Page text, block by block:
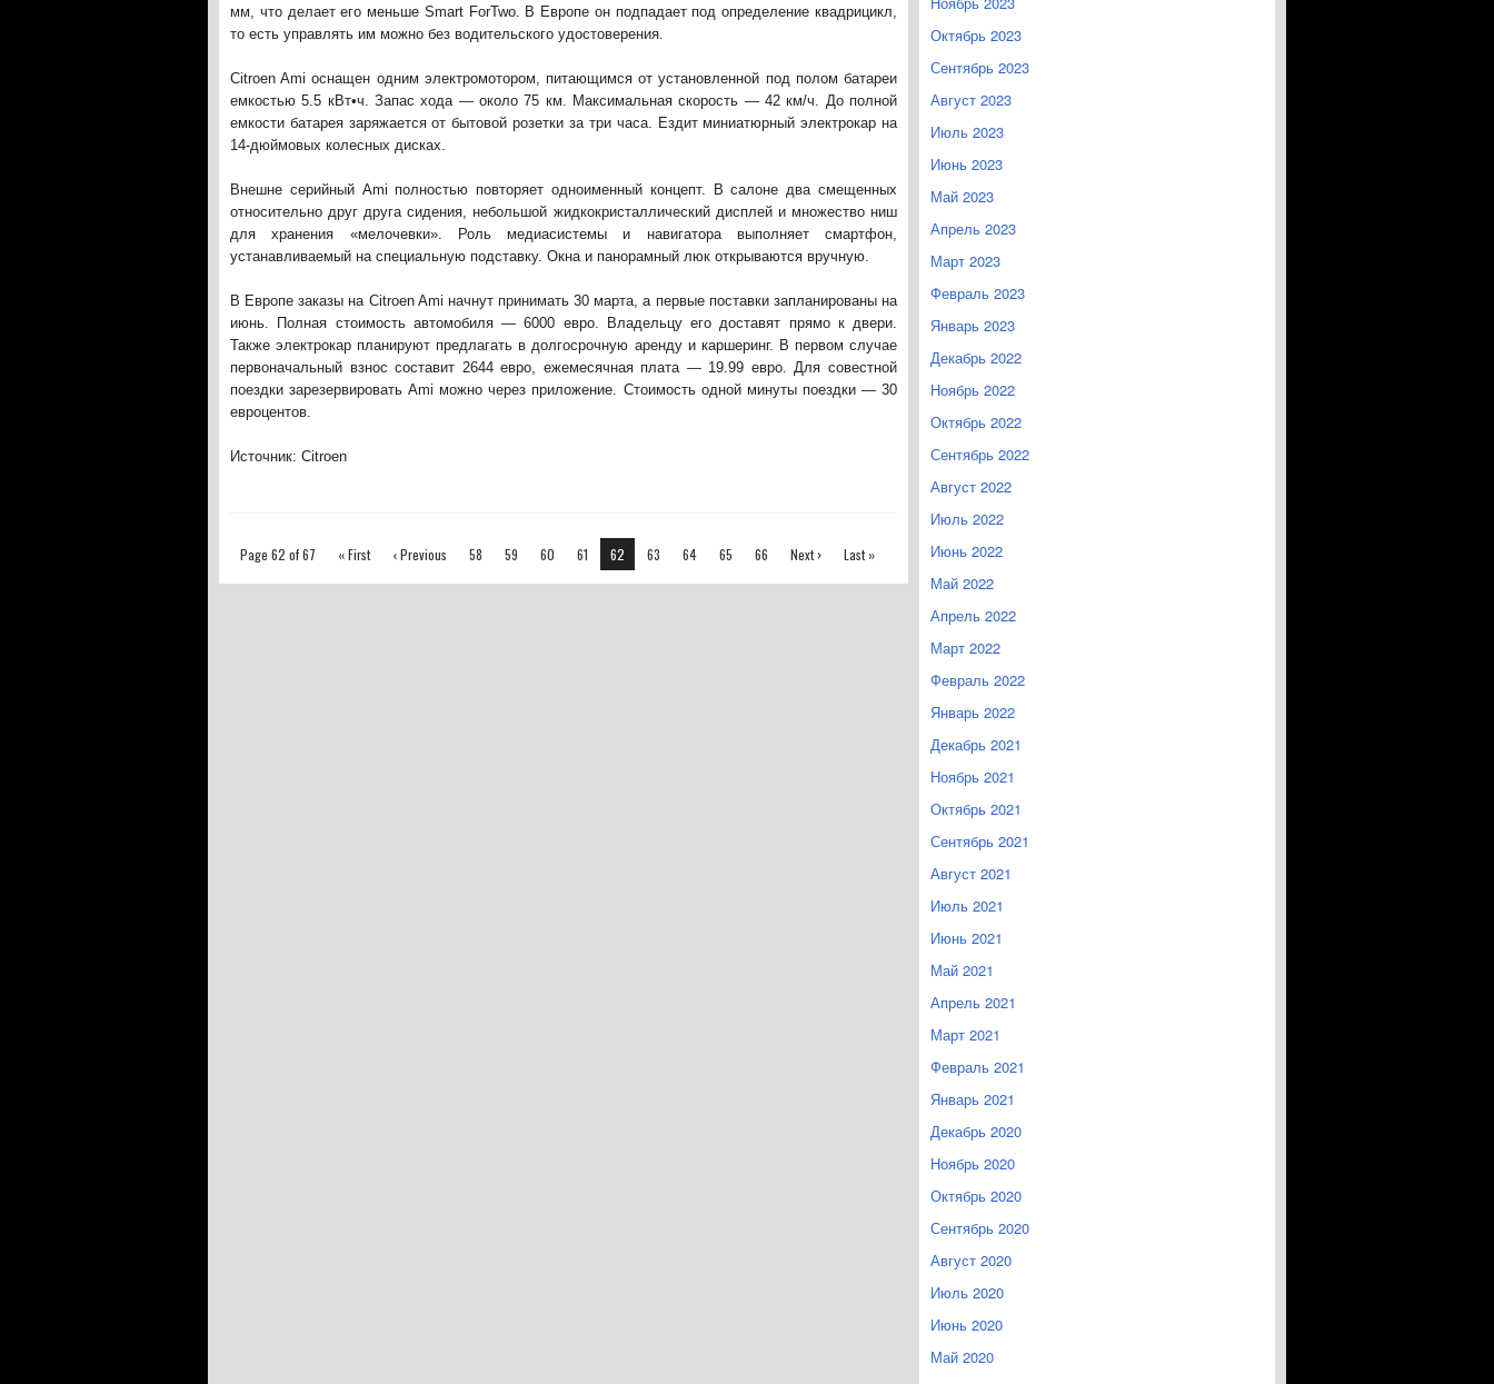
мм, что делает его меньше Smart ForTwo. В Европе он подпадает под определение квадрицикл,
то есть управлять им можно без водительского удостоверения.
Citroen Ami оснащен одним электромотором, питающимся от установленной под полом батареи
емкостью 5.5 кВт•ч. Запас хода — около 75 км. Максимальная скорость — 42 км/ч. До полной
емкости батарея заряжается от бытовой розетки за три часа. Ездит миниатюрный электрокар на
14-дюймовых колесных дисках.
Внешне серийный Ami полностью повторяет одноименный концепт. В салоне два смещенных
относительно друг друга сидения, небольшой жидкокристаллический дисплей и множество ниш
для хранения «мелочевки». Роль медиасистемы и навигатора выполняет смартфон,
устанавливаемый на специальную подставку. Окна и панорамный люк открываются вручную.
В Европе заказы на Citroen Ami начнут принимать 30 марта, а первые поставки запланированы на
июнь. Полная стоимость автомобиля — 6000 евро. Владельцу его доставят прямо к двери.
Также электрокар планируют предлагать в долгосрочную аренду и каршеринг. В первом случае
первоначальный взнос составит 2644 евро, ежемесячная плата — 19.99 евро. Для совестной
поездки зарезервировать Ami можно через приложение. Стоимость одной минуты поездки — 30
евроцентов.
Источник: Citroen
Page 62 of 67 « First ‹ Previous 58 59 60 61 62 63 64 65 66 Next › Last »
Октябрь 2023
Сентябрь 2023
Август 2023
Июль 2023
Июнь 2023
Май 2023
Апрель 2023
Март 2023
Февраль 2023
Январь 2023
Декабрь 2022
Ноябрь 2022
Октябрь 2022
Сентябрь 2022
Август 2022
Июль 2022
Июнь 2022
Май 2022
Апрель 2022
Март 2022
Февраль 2022
Январь 2022
Декабрь 2021
Ноябрь 2021
Октябрь 2021
Сентябрь 2021
Август 2021
Июль 2021
Июнь 2021
Май 2021
Апрель 2021
Март 2021
Февраль 2021
Январь 2021
Декабрь 2020
Ноябрь 2020
Октябрь 2020
Сентябрь 2020
Август 2020
Июль 2020
Июнь 2020
Май 2020